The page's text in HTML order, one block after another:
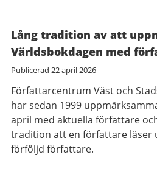
Lång tradition av att
Världsbokdagen med
Publicerad 22 april 2026
Författarcentrum Väst och
har sedan 1999
april med aktuella författare
tradition att en författare läser
förföljd författare.